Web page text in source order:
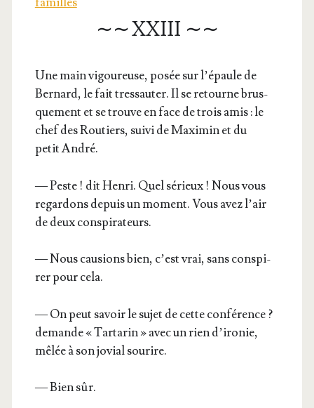
∼∼ XXIII ∼∼
Une main vigou­reuse, posée sur l’é­paule de
Ber­nard, le fait tres­sau­ter. Il se retourne brus­
que­ment et se trouve en face de trois amis : le
chef des Rou­tiers, sui­vi de Maxi­min et du
petit André.
— Peste ! dit Hen­ri. Quel sérieux ! Nous vous
regar­dons depuis un moment. Vous avez l’air
de deux conspirateurs.
— Nous cau­sions bien, c’est vrai, sans conspi­
rer pour cela.
— On peut savoir le sujet de cette confé­rence ?
demande « Tar­ta­rin » avec un rien d’i­ro­nie,
mêlée à son jovial sourire.
— Bien sûr.